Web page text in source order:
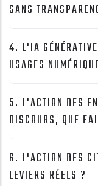
SANS
4. L'IA
USAGES
5. L'ACTION DES
DISCOURS, QUE
6. L'ACTION DES
LEVIERS RÉELS ?